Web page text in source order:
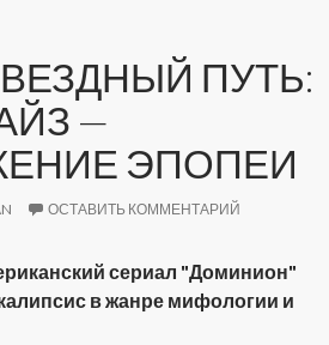
ПУТЬ:
—
ЭПОПЕИ
ОСТАВИТЬ КОММЕНТАРИЙ
сериал "Доминион"
в жанре мифологии и